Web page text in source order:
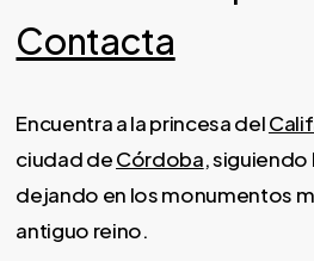
Contacta
Encuentra a la princesa del
ciudad deCórdoba, siguiendo
dejando en los monumentos
antiguo reino.